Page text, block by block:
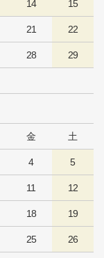
14 15
21 22
28 29
金 土
4 5
11 12
18 19
25 26